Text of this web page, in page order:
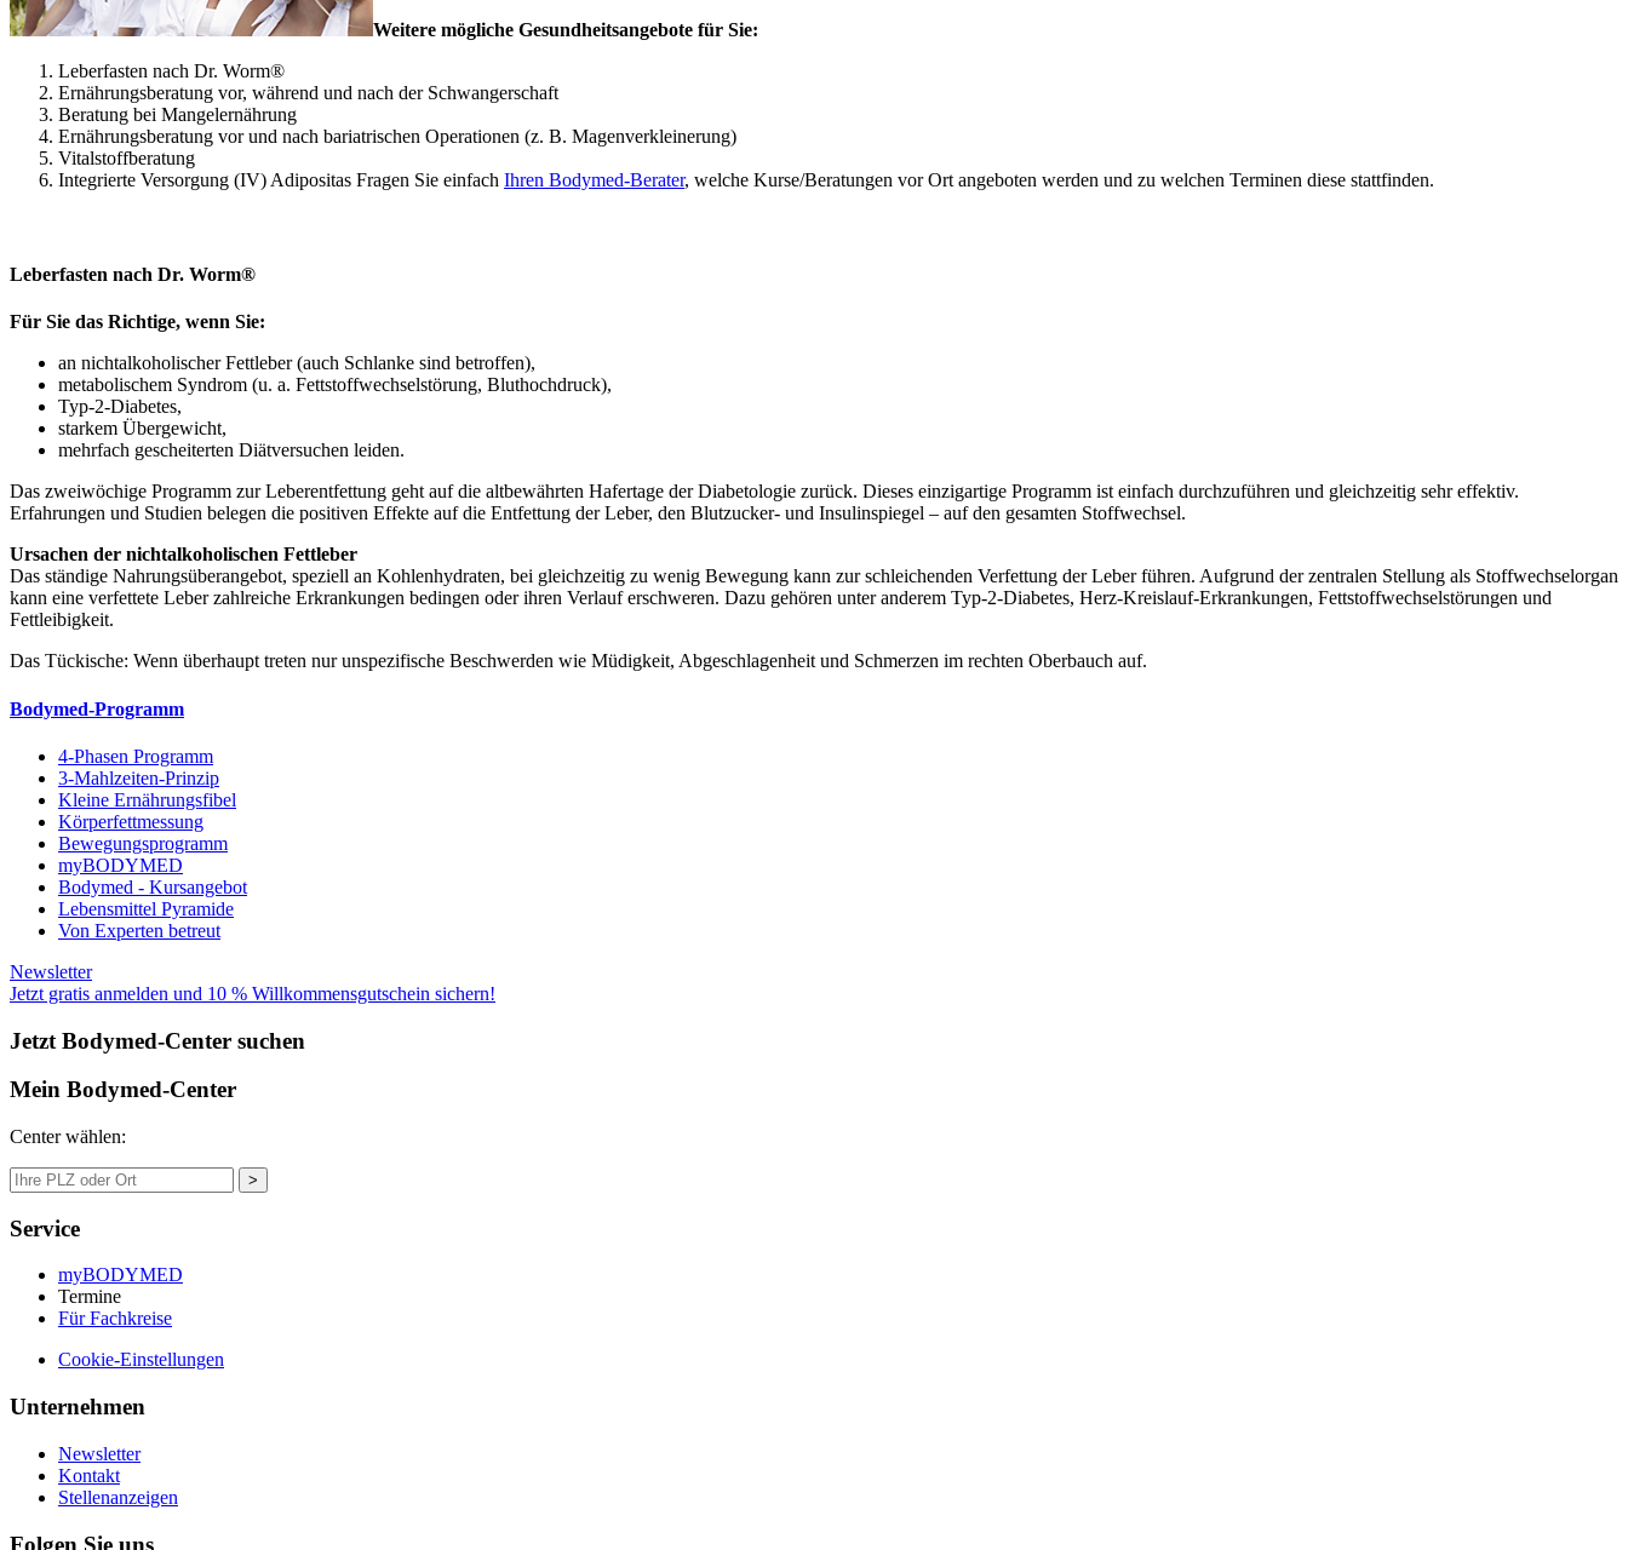
Weitere mögliche Gesundheitsangebote für Sie:
Leberfasten nach Dr. Worm®
Ernährungsberatung vor, während und nach der Schwangerschaft
Beratung bei Mangelernährung
Ernährungsberatung vor und nach bariatrischen Operationen (z. B. Magenverkleinerung)
Vitalstoffberatung
Integrierte Versorgung (IV) Adipositas Fragen Sie einfach Ihren Bodymed-Berater, welche Kurse/Beratungen vor Ort angeboten werden und zu welchen Terminen diese stattfinden.
Leberfasten nach Dr. Worm®
Für Sie das Richtige, wenn Sie:
an nichtalkoholischer Fettleber (auch Schlanke sind betroffen),
metabolischem Syndrom (u. a. Fettstoffwechselstörung, Bluthochdruck),
Typ-2-Diabetes,
starkem Übergewicht,
mehrfach gescheiterten Diätversuchen leiden.
Das zweiwöchige Programm zur Leberentfettung geht auf die altbewährten Hafertage der Diabetologie zurück. Dieses einzigartige Programm ist einfach durchzuführen und gleichzeitig sehr effektiv.
Erfahrungen und Studien belegen die positiven Effekte auf die Entfettung der Leber, den Blutzucker- und Insulinspiegel – auf den gesamten Stoffwechsel.
Ursachen der nichtalkoholischen Fettleber
Das ständige Nahrungsüberangebot, speziell an Kohlenhydraten, bei gleichzeitig zu wenig Bewegung kann zur schleichenden Verfettung der Leber führen. Aufgrund der zentralen Stellung als Stoffwechselorgan
kann eine verfettete Leber zahlreiche Erkrankungen bedingen oder ihren Verlauf erschweren. Dazu gehören unter anderem Typ-2-Diabetes, Herz-Kreislauf-Erkrankungen, Fettstoffwechselstörungen und
Fettleibigkeit.
Das Tückische: Wenn überhaupt treten nur unspezifische Beschwerden wie Müdigkeit, Abgeschlagenheit und Schmerzen im rechten Oberbauch auf.
Bodymed-Programm
4-Phasen Programm
3-Mahlzeiten-Prinzip
Kleine Ernährungsfibel
Körperfettmessung
Bewegungsprogramm
myBODYMED
Bodymed - Kursangebot
Lebensmittel Pyramide
Von Experten betreut
Newsletter
Jetzt gratis anmelden und 10 % Willkommensgutschein sichern!
Jetzt Bodymed-Center suchen
Mein Bodymed-Center
Center wählen:
>
Service
myBODYMED
Termine
Für Fachkreise
Cookie-Einstellungen
Unternehmen
Newsletter
Kontakt
Stellenanzeigen
Folgen Sie uns